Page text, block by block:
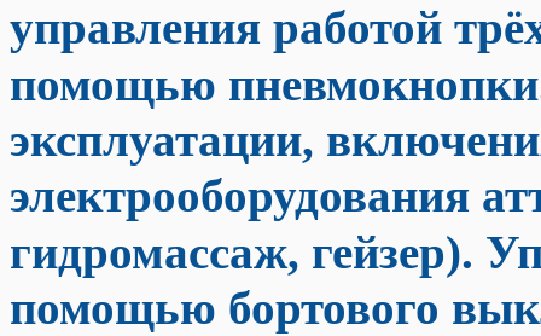
управления работой
помощью пневмокнопки.
эксплуатации,
электрооборудования
гидромассаж, гейзер).
помощью бортового